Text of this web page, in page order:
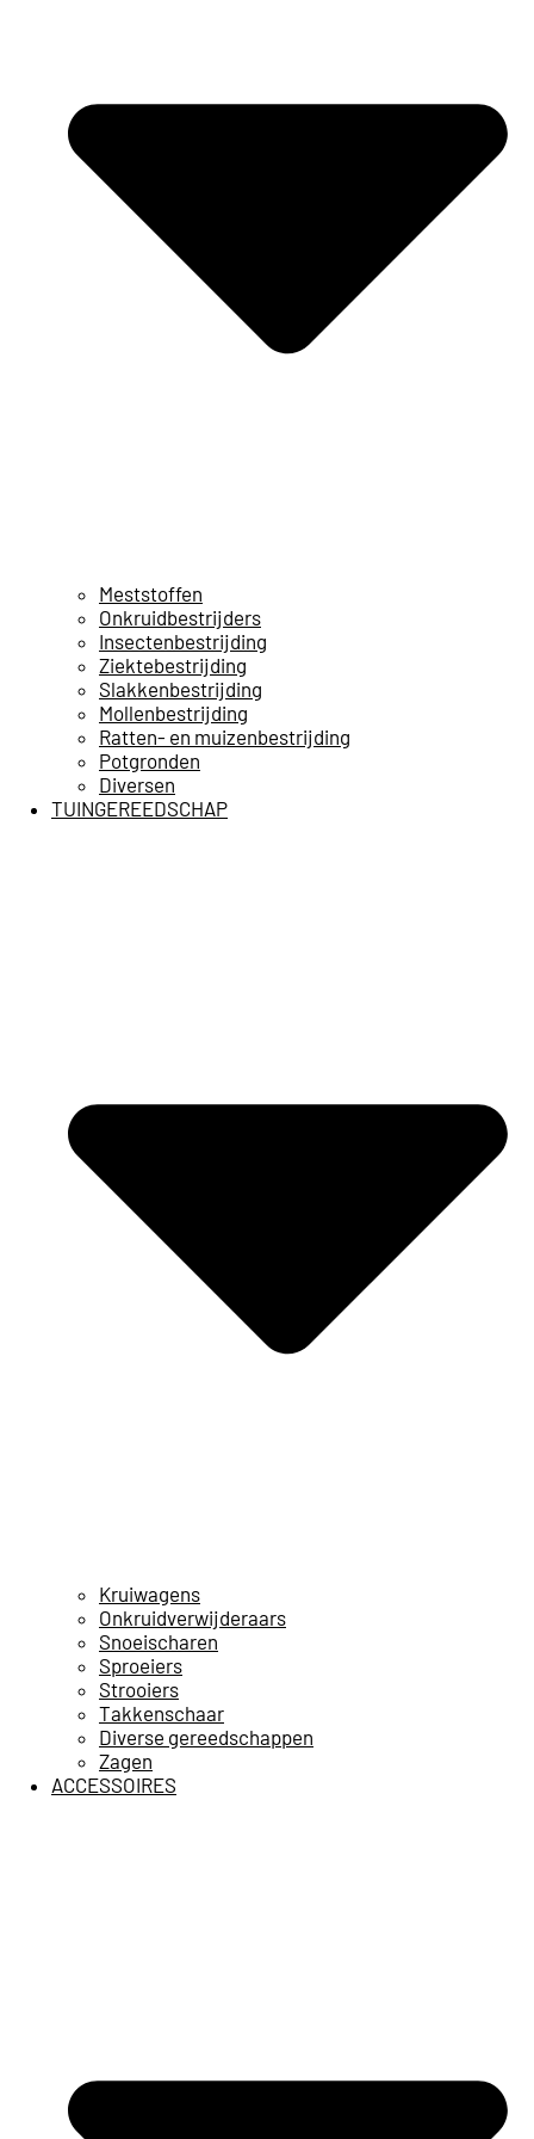
Meststoffen
Onkruidbestrijders
Insectenbestrijding
Ziektebestrijding
Slakkenbestrijding
Mollenbestrijding
Ratten- en muizenbestrijding
Potgronden
Diversen
TUINGEREEDSCHAP
Kruiwagens
Onkruidverwijderaars
Snoeischaren
Sproeiers
Strooiers
Takkenschaar
Diverse gereedschappen
Zagen
ACCESSOIRES